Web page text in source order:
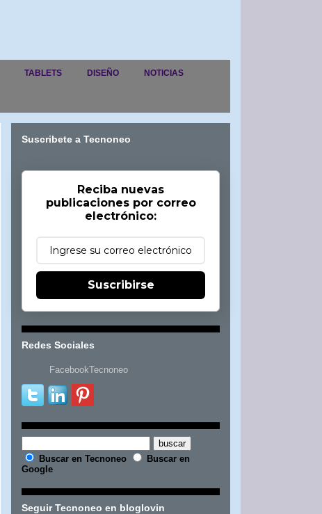
TABLETS DISEÑO NOTICIAS
Suscribete a Tecnoneo
Reciba nuevas
publicaciones por correo
electrónico:
Suscribirse
Redes Sociales
FacebookTecnoneo
Buscar en Tecnoneo
Buscar en
Google
Seguir Tecnoneo en bloglovin